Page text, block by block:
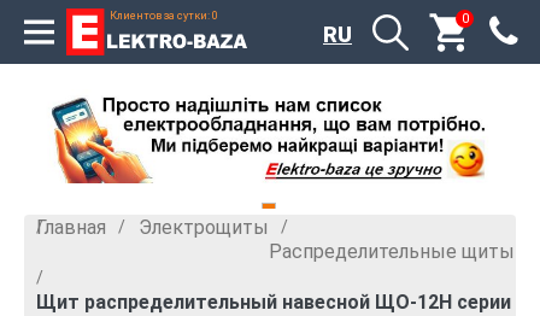
Клиентов за сутки: 0 0
RU
Главная » Электрощиты »
Распределительные щиты
»
Щит распределительный навесной ЩО-12Н серии